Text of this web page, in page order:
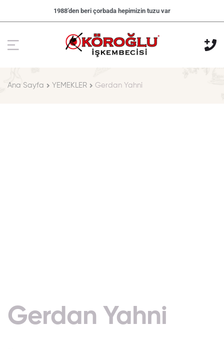
1988’den beri çorbada hepimizin tuzu var
Ana Sayfa YEMEKLER Gerdan Yahni
Gerdan Yahni